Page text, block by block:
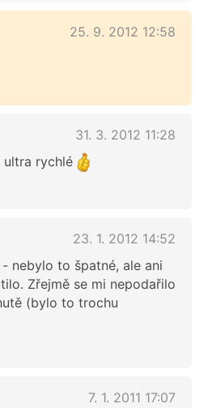
25. 9. 2012 12:58
31. 3. 2012 11:28
ultra rychlé
23. 1. 2012 14:52
nebylo to špatné, ale ani
Zřejmě se mi nepodařilo
(bylo to trochu
7. 1. 2011 17:07